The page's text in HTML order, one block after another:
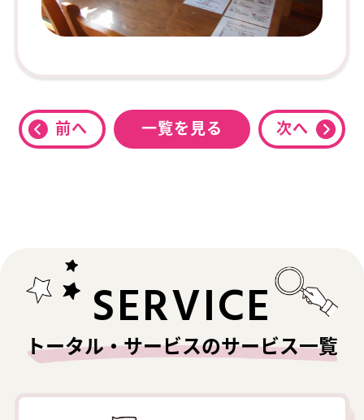
前へ 一覧を見る 次へ
SERVICE
トータル・サービスのサービス一覧